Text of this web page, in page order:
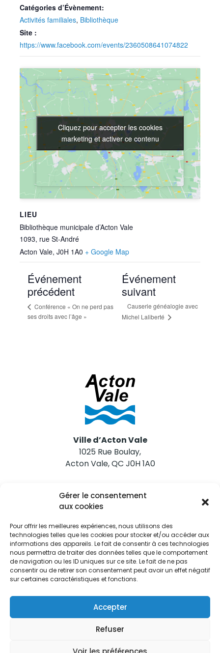
Gérer le consentement
aux cookies
Pour offrir les meilleures expériences, nous utilisons des
technologies telles que les cookies pour stocker et/ou accéder aux
informations des appareils. Le fait de consentir à ces technologies
nous permettra de traiter des données telles que le comportement
de navigation ou les ID uniques sur ce site. Le fait de ne pas
consentir ou de retirer son consentement peut avoir un effet négatif
sur certaines caractéristiques et fonctions.
Accepter
Refuser
Catégories d’Évènement:
Activités familiales, Bibliothèque
Site :
https://www.facebook.com/events/2360508641074822
LIEU
Bibliothèque municipale d’Acton Vale
1093, rue St-André
Acton Vale, J0H 1A0 + Google Map
Cliquez pour accepter les cookies
marketing et activer ce contenu
Cliquez pour accepter les cookies
marketing et activer ce contenu
Événement
précédent
Conférence « On ne perd pas
ses droits avec l’âge »
Événement
suivant
Causerie généalogie avec
Michel Laliberté
Ville d’Acton Vale
1025 Rue Boulay,
Acton Vale, QC J0H 1A0
Nous joindre
Tél. 450 546-2703
Restez informés
Abonnez-vous aux alertes municipales
Je m'abonne